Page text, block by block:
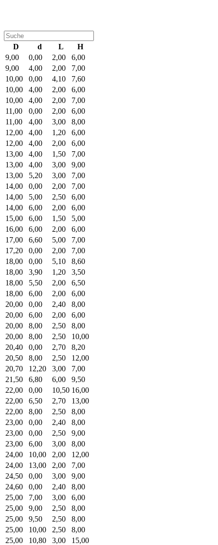
D d L
H
9,00
0,00 2,00
6,00
9,00
4,00 2,00
7,00
10,00
0,00 4,10
7,60
10,00
4,00 2,00
6,00
10,00
4,00 2,00
7,00
11,00
0,00 2,00
6,00
11,00
4,00 3,00
8,00
12,00
4,00 1,20
6,00
12,00
4,00 2,00
6,00
13,00
4,00 1,50
7,00
13,00
4,00 3,00
9,00
13,00
5,20 3,00
7,00
14,00
0,00 2,00
7,00
14,00
5,00 2,50
6,00
14,00
6,00 2,00
6,00
15,00
6,00 1,50
5,00
16,00
6,00 2,00
6,00
17,00
6,60 5,00
7,00
17,20
0,00 2,00
7,00
18,00
0,00 5,10
8,60
18,00
3,90 1,20
3,50
18,00
5,50 2,00
6,50
18,00
6,00 2,00
6,00
20,00
0,00 2,40
8,00
20,00
6,00 2,00
6,00
20,00
8,00 2,50
8,00
20,00
8,00 2,50
10,00
20,40
0,00 2,70
8,20
20,50
8,00 2,50
12,00
20,70
12,20 3,00
7,00
21,50
6,80 6,00
9,50
22,00
0,00 10,50 16,00
22,00
6,50 2,70
13,00
22,00
8,00 2,50
8,00
23,00
0,00 2,40
8,00
23,00
0,00 2,50
9,00
23,00
6,00 3,00
8,00
24,00
10,00 2,00
12,00
24,00
13,00 2,00
7,00
24,50
0,00 3,00
9,00
24,60
0,00 2,40
8,00
25,00
7,00 3,00
6,00
25,00
9,00 2,50
8,00
25,00
9,50 2,50
8,00
25,00
10,00 2,50
8,00
25,00
10,80 3,00
15,00